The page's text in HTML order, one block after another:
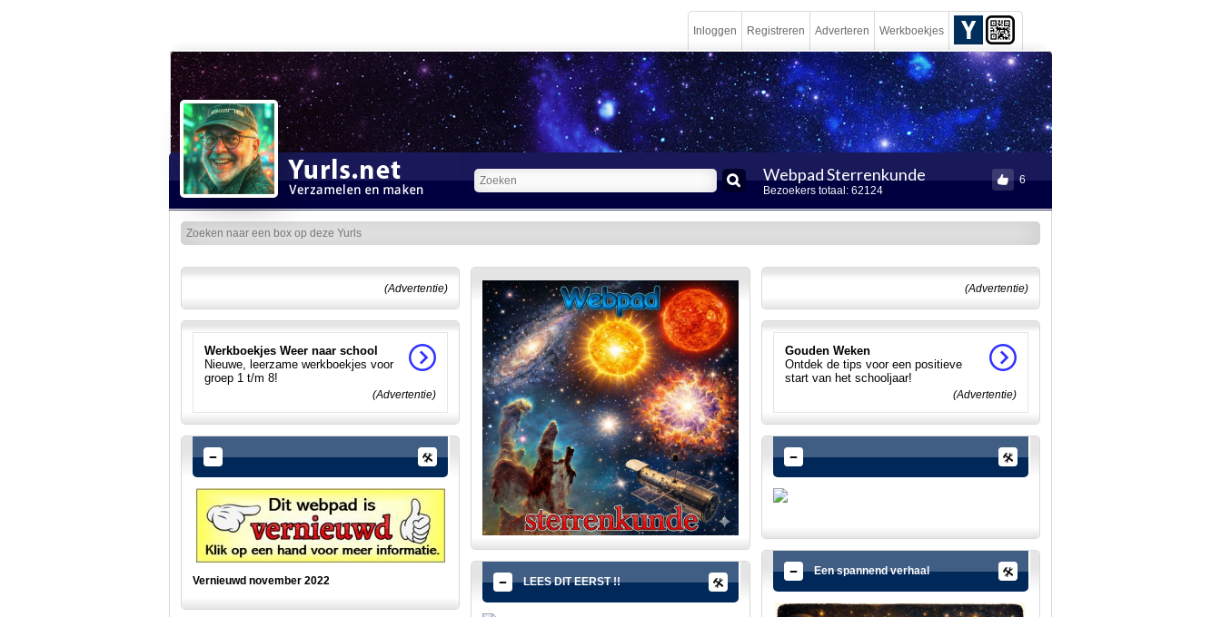
Inloggen Registreren Adverteren Werkboekjes
6
Webpad Sterrenkunde
Bezoekers totaal: 62124
(Advertentie)
Werkboekjes Weer naar school
Nieuwe, leerzame werkboekjes voor
groep 1 t/m 8!
(Advertentie)
Vernieuwd november 2022 LEES DIT EERST !!
(Advertentie)
Gouden Weken
Ontdek de tips voor een positieve
start van het schooljaar!
(Advertentie)
Een spannend verhaal